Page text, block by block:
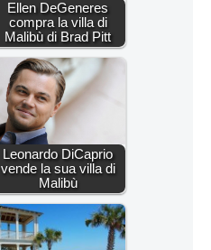
Ellen DeGeneres
compra la villa di
Malibù di Brad Pitt
Leonardo DiCaprio
vende la sua villa di
Malibù